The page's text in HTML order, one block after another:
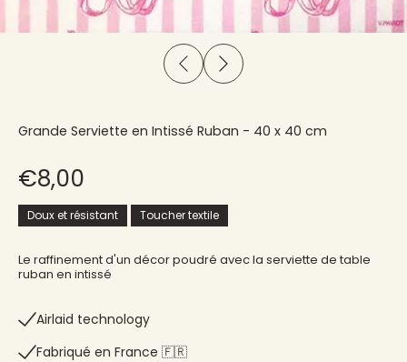
Grande Serviette en Intissé Ruban - 40 x 40 cm
€8,00
Doux et résistant Toucher textile
Le raffinement d'un décor poudré avec la serviette de table
ruban en intissé
Airlaid technology
Fabriqué en France 🇫🇷​